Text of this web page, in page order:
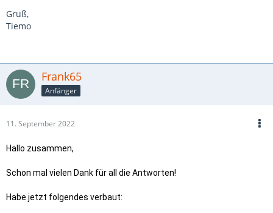
Gruß,
Tiemo
Frank65
Anfänger
11. September 2022
Hallo zusammen,
Schon mal vielen Dank für all die Antworten!
Habe jetzt folgendes verbaut: